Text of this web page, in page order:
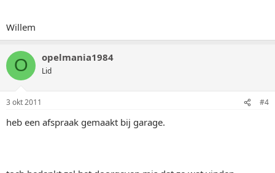
Willem
O opelmania1984
Lid
3 okt 2011 #4
heb een afspraak gemaakt bij garage.